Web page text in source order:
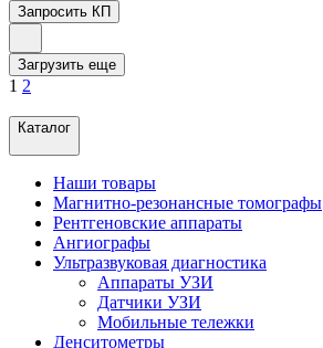
Запросить КП
Загрузить еще
1 2
Каталог
Наши товары
Магнитно-резонансные томографы
Рентгеновские аппараты
Ангиографы
Ультразвуковая диагностика
Аппараты УЗИ
Датчики УЗИ
Мобильные тележки
Денситометры